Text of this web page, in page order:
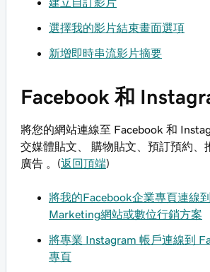
選擇我的影片結束畫面選項
新增即時串流影片摘要
Facebook 和
將您的網站連線至 Facebook 和
交媒體貼文、 購物貼文、預訂預約、
廣告 。(返回頂端)
將我的Facebook企業專頁連線
Marketing網站或數位行銷方案
將專業 Instagram 帳戶連線到
專頁